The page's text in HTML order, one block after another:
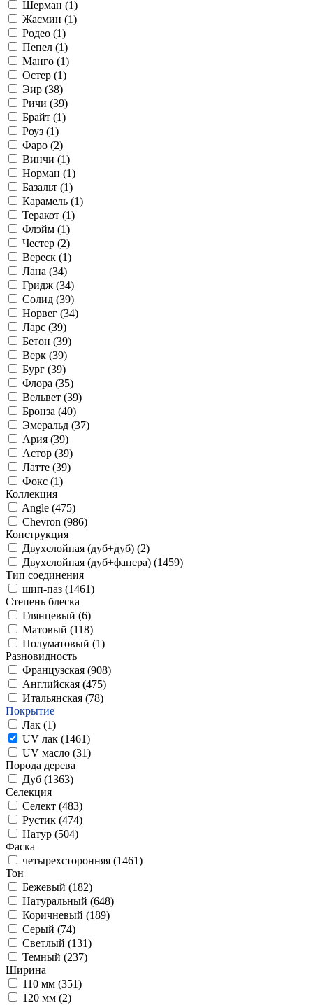
Шерман (1)
Жасмин (1)
Родео (1)
Пепел (1)
Манго (1)
Остер (1)
Эир (38)
Ричи (39)
Брайт (1)
Роуз (1)
Фаро (2)
Винчи (1)
Норман (1)
Базальт (1)
Карамель (1)
Теракот (1)
Флэйм (1)
Честер (2)
Вереск (1)
Лана (34)
Гридж (34)
Солид (39)
Норвег (34)
Ларс (39)
Бетон (39)
Верк (39)
Бург (39)
Флора (35)
Вельвет (39)
Бронза (40)
Эмеральд (37)
Ария (39)
Астор (39)
Латте (39)
Фокс (1)
Коллекция
Angle (475)
Chevron (986)
Конструкция
Двухслойная (дуб+дуб) (2)
Двухслойная (дуб+фанера) (1459)
Тип соединения
шип-паз (1461)
Степень блеска
Глянцевый (6)
Матовый (118)
Полуматовый (1)
Разновидность
Французская (908)
Английская (475)
Итальянская (78)
Покрытие
Лак (1)
UV лак (1461)
UV масло (31)
Порода дерева
Дуб (1363)
Селекция
Селект (483)
Рустик (474)
Натур (504)
Фаска
четырехсторонняя (1461)
Тон
Бежевый (182)
Натуральный (648)
Коричневый (189)
Серый (74)
Светлый (131)
Темный (237)
Ширина
110 мм (351)
120 мм (2)